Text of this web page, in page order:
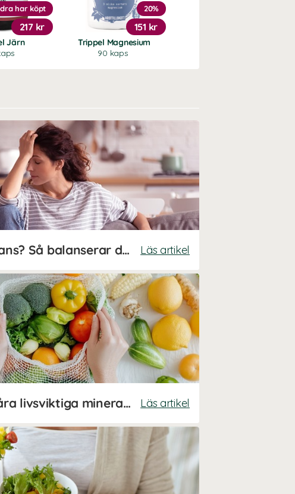
Järn
har köpt
217 kr
Trippel Magnesium
90 kaps
20%
151 kr
Hormonell obalans? Så balanserar du dina hormoner på naturlig väg Läs artikel
Stor guide till våra livsviktiga mineraler Läs artikel